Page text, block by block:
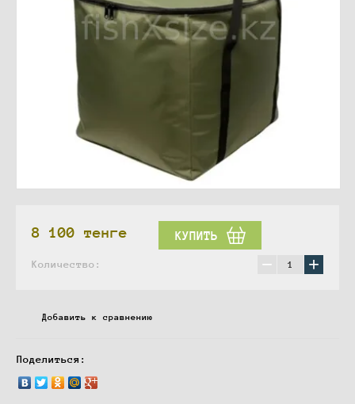
8 100 тенге КУПИТЬ
Количество: − +
Добавить к сравнению
Поделиться: